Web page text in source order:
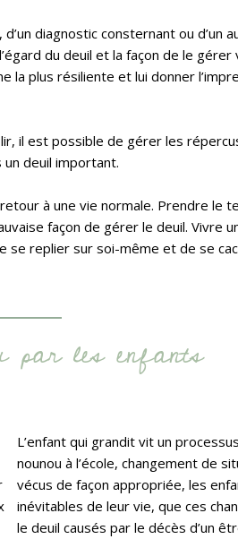
diagnostic consternant ou
du deuil et la façon de le gérer
plus résiliente et lui donner
il est possible de gérer les
deuil important.
à une vie normale. Prendre le
façon de gérer le deuil.
se replier sur soi-même et de se
les enfants
L’enfant qui grandit vit un
nounou à l’école, changement de
vécus de façon appropriée, les
inévitables de leur vie, que ces
le deuil causés par le décès d’un